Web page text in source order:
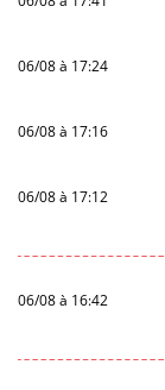
06/08 à 17:24
06/08 à 17:16
06/08 à 17:12
06/08 à 16:42